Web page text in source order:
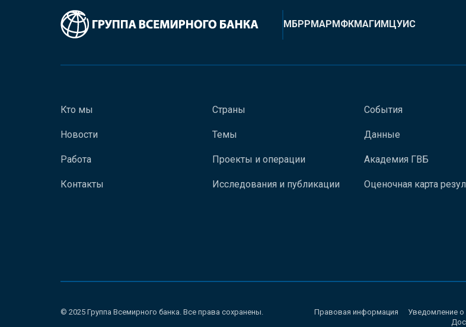
МБРРМАРМФКМАГИМЦУИС
Кто мы
Новости
Работа
Контакты
Страны
Темы
Проекты и операции
Исследования и публикации
События
Данные
Академия ГВБ
Оценочная карта
© 2025 Группа Всемирного банка. Все права сохранены. Правовая информация Уведомление о